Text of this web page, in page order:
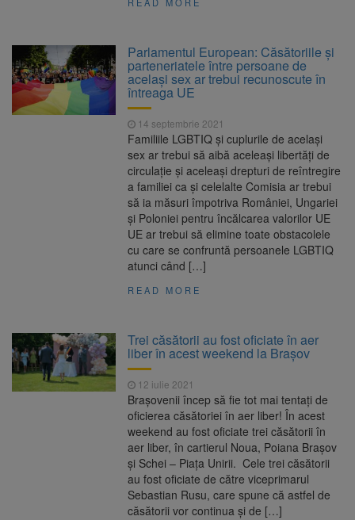
READ MORE
Parlamentul European: Căsătoriile și
parteneriatele între persoane de
același sex ar trebui recunoscute în
întreaga UE
14 septembrie 2021
Familiile LGBTIQ și cuplurile de același
sex ar trebui să aibă aceleași libertăți de
circulație și aceleași drepturi de reîntregire
a familiei ca și celelalte Comisia ar trebui
să ia măsuri împotriva României, Ungariei
și Poloniei pentru încălcarea valorilor UE
UE ar trebui să elimine toate obstacolele
cu care se confruntă persoanele LGBTIQ
atunci când […]
READ MORE
Trei căsătorii au fost oficiate în aer
liber în acest weekend la Brașov
12 iulie 2021
Brașovenii încep să fie tot mai tentați de
oficierea căsătoriei în aer liber! În acest
weekend au fost oficiate trei căsătorii în
aer liber, în cartierul Noua, Poiana Brașov
și Schei – Piaţa Unirii. Cele trei căsătorii
au fost oficiate de către viceprimarul
Sebastian Rusu, care spune că astfel de
căsătorii vor continua și de […]